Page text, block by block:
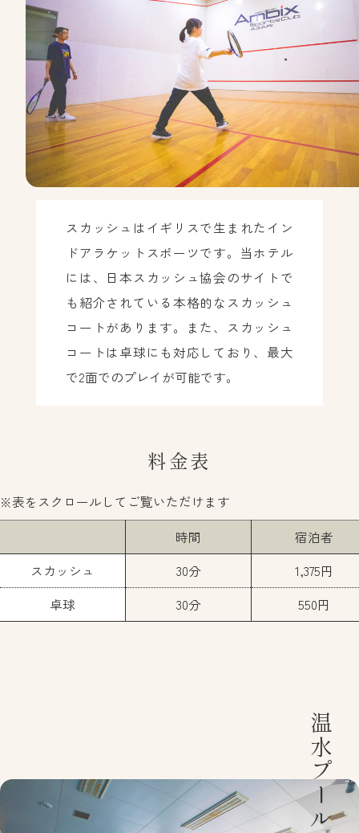
スカッシュはイギリスで生まれたイン
ドアラケットスポーツです。当ホテル
には、日本スカッシュ協会のサイトで
も紹介されている本格的なスカッシュ
コートがあります。また、スカッシュ
コートは卓球にも対応しており、最大
で2面でのプレイが可能です。
料金表
時間
宿泊者
スカッシュ
30分
1,375円
卓球
30分 550円
温水プール